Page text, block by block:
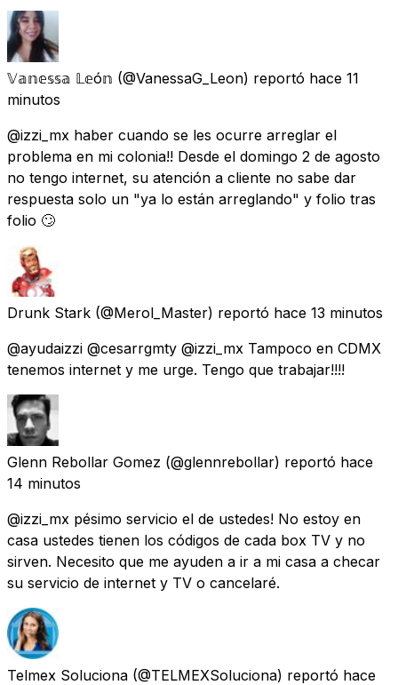
𝕍𝕒𝕟𝕖𝕤𝕤𝕒 𝕃𝕖ó𝕟 (@VanessaG_Leon) reportó hace 11
minutos
@izzi_mx haber cuando se les ocurre arreglar el
problema en mi colonia!! Desde el domingo 2 de agosto
no tengo internet, su atención a cliente no sabe dar
respuesta solo un "ya lo están arreglando" y folio tras
folio 🙄
Drunk Stark (@Merol_Master) reportó hace 13 minutos
@ayudaizzi @cesarrgmty @izzi_mx Tampoco en CDMX
tenemos internet y me urge. Tengo que trabajar!!!!
Glenn Rebollar Gomez (@glennrebollar) reportó hace
14 minutos
@izzi_mx pésimo servicio el de ustedes! No estoy en
casa ustedes tienen los códigos de cada box TV y no
sirven. Necesito que me ayuden a ir a mi casa a checar
su servicio de internet y TV o cancelaré.
Telmex Soluciona (@TELMEXSoluciona) reportó hace